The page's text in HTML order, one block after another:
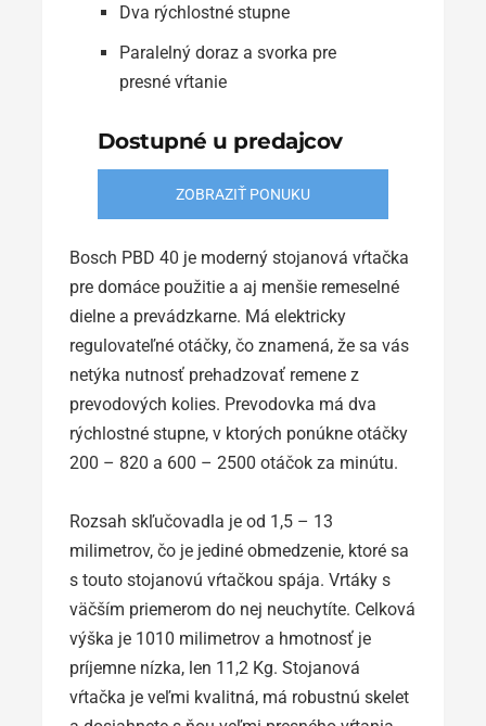
Dva rýchlostné stupne
Paralelný doraz a svorka pre
presné vŕtanie
Dostupné u predajcov
ZOBRAZIŤ PONUKU
Bosch PBD 40 je moderný stojanová vŕtačka
pre domáce použitie a aj menšie remeselné
dielne a prevádzkarne. Má elektricky
regulovateľné otáčky, čo znamená, že sa vás
netýka nutnosť prehadzovať remene z
prevodových kolies. Prevodovka má dva
rýchlostné stupne, v ktorých ponúkne otáčky
200 – 820 a 600 – 2500 otáčok za minútu.
Rozsah skľučovadla je od 1,5 – 13
milimetrov, čo je jediné obmedzenie, ktoré sa
s touto stojanovú vŕtačkou spája. Vrtáky s
väčším priemerom do nej neuchytíte. Celková
výška je 1010 milimetrov a hmotnosť je
príjemne nízka, len 11,2 Kg. Stojanová
vŕtačka je veľmi kvalitná, má robustnú skelet